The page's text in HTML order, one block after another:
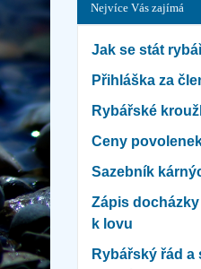
Nejvíce Vás zajímá
Jak se stát
Přihláška za
Rybářské
Ceny
Sazebník
Zápis
k lovu
Rybářský řád a